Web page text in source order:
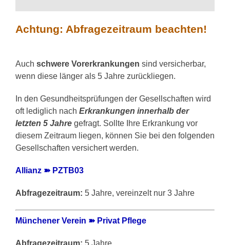
Achtung: Abfragezeitraum beachten!
Auch schwere Vorerkrankungen sind versicherbar,
wenn diese länger als 5 Jahre zurückliegen.
In den Gesundheitsprüfungen der Gesellschaften wird
oft lediglich nach Erkrankungen innerhalb der
letzten 5 Jahre gefragt. Sollte Ihre Erkrankung vor
diesem Zeitraum liegen, können Sie bei den folgenden
Gesellschaften versichert werden.
Allianz ➽ PZTB03
Abfragezeitraum: 5 Jahre, vereinzelt nur 3 Jahre
Münchener Verein ➽ Privat Pflege